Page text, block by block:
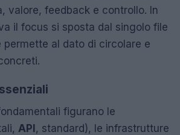
valore, feedback e controllo. In
il focus si sposta dal singolo file
permette al dato di circolare e
figurano le
API , standard), le infrastrutture